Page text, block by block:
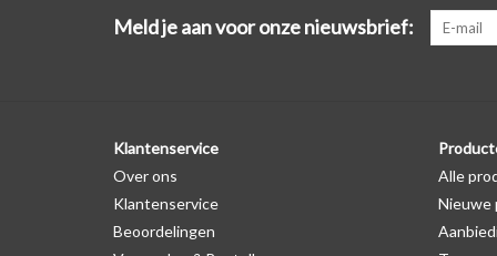
Meld je aan voor onze nieuwsbrief:
Klantenservice
Over ons
Klantenservice
Beoordelingen
Alle
Nieuwe